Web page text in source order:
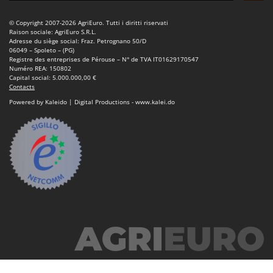
Mastercook
Masterpro
McCulloch
MCH
Michelin
Mille
Minox
Mockmill
More than chef
MOSA
© Copyright 2007-2026 AgriEuro. Tutti i diritti riservati
Raison sociale: AgriEuro S.R.L.
Adresse du siège social: Fraz. Petrognano 50/D
06049 – Spoleto – (PG)
Registre des entreprises de Pérouse – N° de TVA IT01629170547
Numéro REA: 150802
Capital social: 5.000.000,00 €
Contacts
Powered by Kaleido | Digital Productions - www.kalei.do